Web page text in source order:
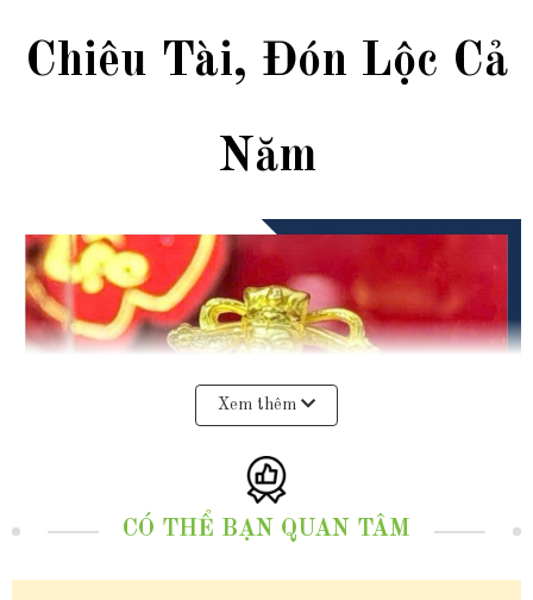
Chiêu Tài, Đón Lộc Cả
Năm
Xem thêm
CÓ THỂ BẠN QUAN TÂM